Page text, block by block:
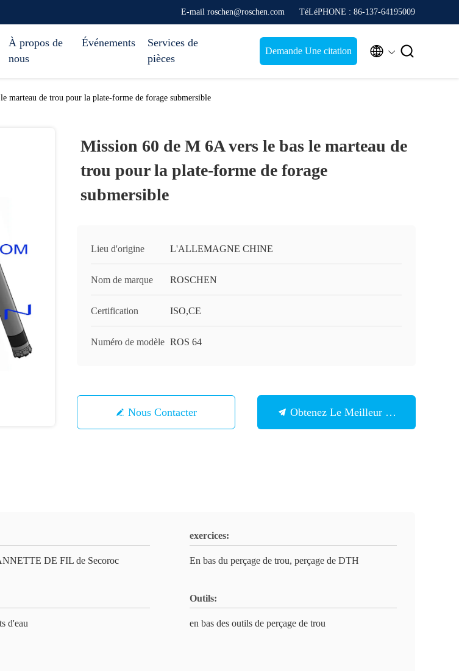
E-mail roschen@roschen.com TéLéPHONE : 86-137-64195009
À propos de
nous
Événements
Services de
pièces
Demande Une citation  
marteau de trou pour la plate-forme de forage submersible
Mission 60 de M 6A vers le bas le marteau de
trou pour la plate-forme de forage
submersible
Lieu d'origine L'ALLEMAGNE CHINE
Nom de marque ROSCHEN
Certification ISO,CE
Numéro de modèle ROS 64
Nous Contacter Obtenez Le Meilleur Prix
DE FIL de Secoroc
exercices:
En bas du perçage de trou, perçage de DTH
d'eau
Outils:
en bas des outils de perçage de trou